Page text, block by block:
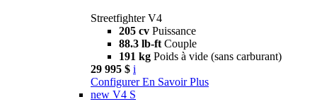
Streetfighter V4
205 cv Puissance
88.3 lb-ft Couple
191 kg Poids à vide (sans carburant)
29 995 $ i
Configurer En Savoir Plus
new V4 S